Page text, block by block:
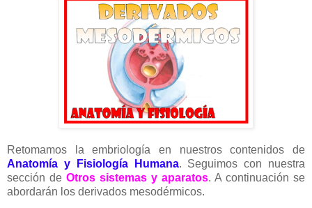
Retomamos la embriología en nuestros contenidos de
Anatomía y Fisiología Humana. Seguimos con nuestra
sección de Otros sistemas y aparatos. A continuación se
abordarán los derivados mesodérmicos.